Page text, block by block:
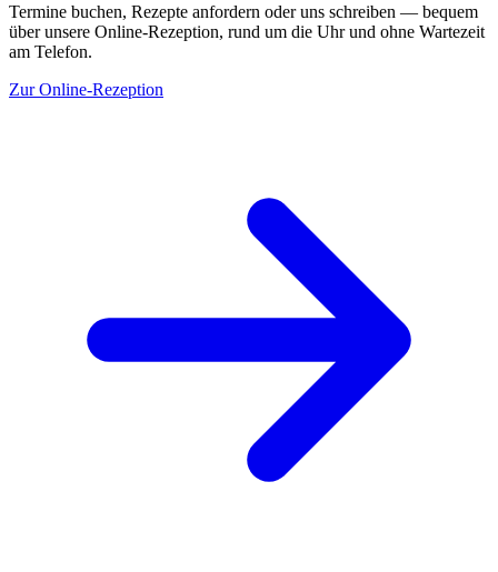
Termine buchen, Rezepte anfordern oder uns schreiben — bequem
über unsere Online-Rezeption, rund um die Uhr und ohne Wartezeit
am Telefon.
Zur Online-Rezeption